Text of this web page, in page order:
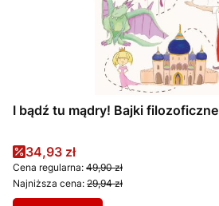
I bądź tu mądry! Bajki filozoficzne
Cena promocyjna
34,93 zł
Cena regularna: 49,90 zł
Najniższa cena: 29,94 zł